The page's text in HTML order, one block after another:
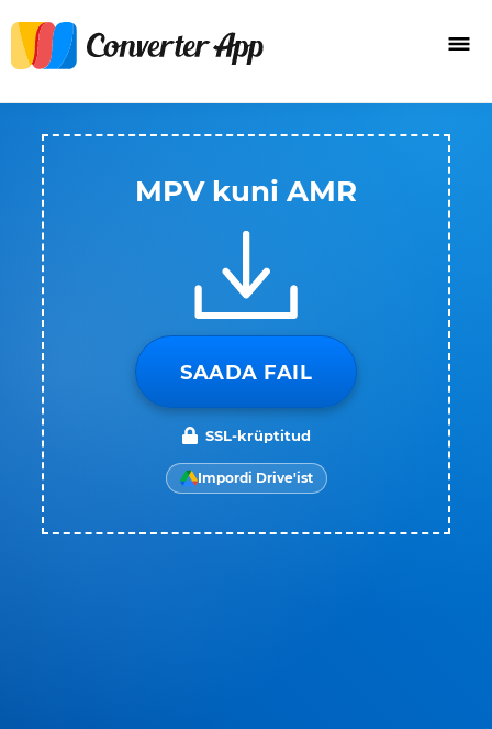
MPV kuni AMR
SAADA FAIL
SSL-krüptitud
Impordi Drive'ist